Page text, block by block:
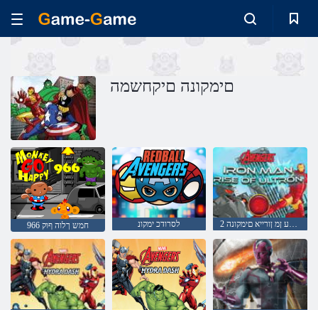
םימקונה םיקחשמה
966 חמש ךלוה ףוק לסרודכ ימקונ 2 ןורטלוא תיילע ןמ ןורייא םימקונה